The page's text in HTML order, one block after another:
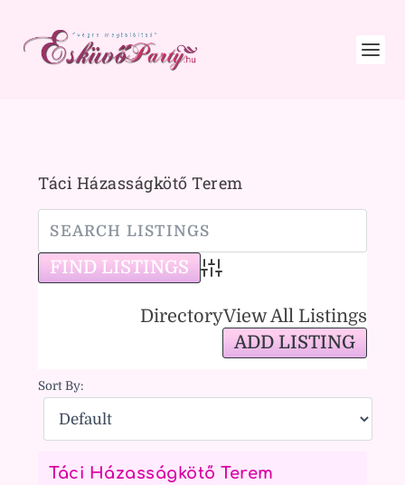
Táci Házasságkötő Terem
Advanced Search
DirectoryView All Listings
ADD LISTING
Sort By:
Táci Házasságkötő Terem